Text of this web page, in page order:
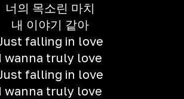
너의 목소린 마치
내 이야기 같아
falling in love
I wanna truly love
falling in love
I wanna truly love